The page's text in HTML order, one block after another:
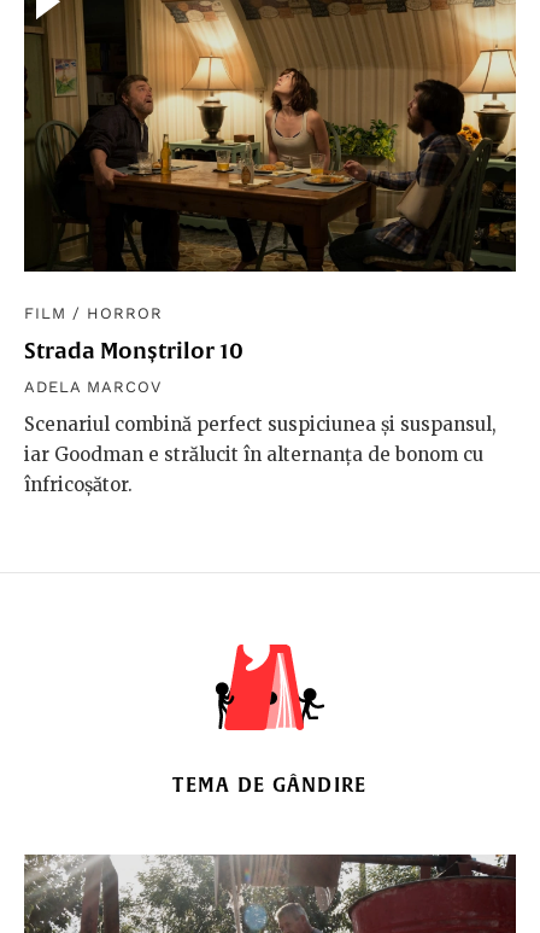
FILM / HORROR
Strada Monștrilor 10
ADELA MARCOV
Scenariul combină perfect suspiciunea şi suspansul,
iar Goodman e strălucit în alternanţa de bonom cu
înfricoşător.
TEMA DE GÂNDIRE